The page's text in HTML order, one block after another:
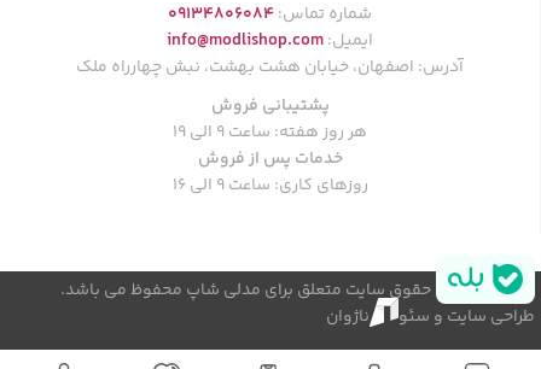
شماره تماس:09134806084
ایمیل:info@modlishop.com
آدرس: اصفهان، خیابان هشت بهشت، نبش چهارراه ملک
پشتیبانی فروش
هر روز هفته: ساعت 9 الی 19
خدمات پس از فروش
روزهای کاری: ساعت 9 الی 16
© کلیه حقوق سایت متعلق برای مدلی شاپ محفوظ می باشد.
طراحی سایت و سئو
ناژوان